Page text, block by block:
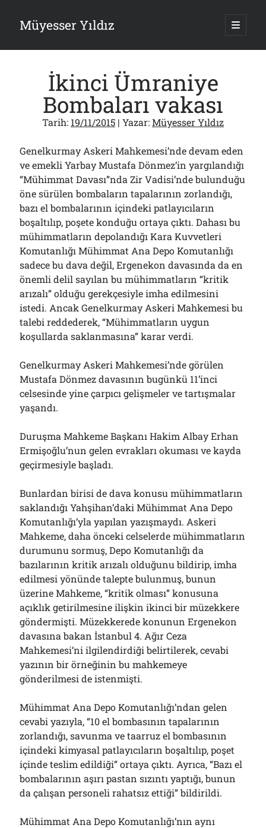
Müyesser Yıldız ana
Yan
Menü
Gazi’den Milletvekillerine Kurşun Gibi Sözler!..
07/08/2026
Türkiye 2.0’a Gidiş!..
15 Temmuz Soruları… Nasuh Mahruki’nin “Suçu”!..
03/08/2026
Er Gaziler 20 Gün Sonra Gelen MSB Heyetine Böyle İsyan Etti:“Bizi
Teröristlere G……yle Güldürdünüz”
01/08/2026
Papazın “Komutanı” Ayasofya ve Patrikhane İçin ABD’yi Göreve
Çağırdı!..
31/07/2026
Arşivler
İkinci Ümraniye
Bombaları vakası
Tarih: 19/11/2015 | Yazar:Müyesser Yıldız
Genelkurmay Askeri Mahkemesi’nde devam eden
ve emekli Yarbay Mustafa Dönmez’in yargılandığı
“Mühimmat Davası”nda Zir Vadisi’nde bulunduğu
öne sürülen bombaların tapalarının zorlandığı,
bazı el bombalarının içindeki patlayıcıların
boşaltılıp, poşete konduğu ortaya çıktı. Dahası bu
mühimmatların depolandığı Kara Kuvvetleri
Komutanlığı Mühimmat Ana Depo Komutanlığı
sadece bu dava değil, Ergenekon davasında da en
önemli delil sayılan bu mühimmatların “kritik
arızalı” olduğu gerekçesiyle imha edilmesini
istedi. Ancak Genelkurmay Askeri Mahkemesi bu
talebi reddederek, “Mühimmatların uygun
koşullarda saklanmasına” karar verdi.
Genelkurmay Askeri Mahkemesi’nde görülen
Mustafa Dönmez davasının bugünkü 11’inci
celsesinde yine çarpıcı gelişmeler ve tartışmalar
yaşandı.
Duruşma Mahkeme Başkanı Hakim Albay Erhan
Ermişoğlu’nun gelen evrakları okuması ve kayda
geçirmesiyle başladı.
Bunlardan birisi de dava konusu mühimmatların
saklandığı Yahşihan’daki Mühimmat Ana Depo
Komutanlığı’yla yapılan yazışmaydı. Askeri
Mahkeme, daha önceki celselerde mühimmatların
durumunu sormuş, Depo Komutanlığı da
bazılarının kritik arızalı olduğunu bildirip, imha
edilmesi yönünde talepte bulunmuş, bunun
üzerine Mahkeme, “kritik olması” konusuna
açıklık getirilmesine ilişkin ikinci bir müzekkere
göndermişti. Müzekkerede konunun Ergenekon
davasına bakan İstanbul 4. Ağır Ceza
Mahkemesi’ni ilgilendirdiği belirtilerek, cevabi
yazının bir örneğinin bu mahkemeye
gönderilmesi de istenmişti.
Mühimmat Ana Depo Komutanlığı’ndan gelen
cevabi yazıyla, “10 el bombasının tapalarının
zorlandığı, savunma ve taarruz el bombasının
içindeki kimyasal patlayıcıların boşaltılıp, poşet
içinde teslim edildiği” ortaya çıktı. Ayrıca, “Bazı el
bombalarının aşırı pastan sızıntı yaptığı, bunun
da çalışan personeli rahatsız ettiği” bildirildi.
Mühimmat Ana Depo Komutanlığı’nın aynı